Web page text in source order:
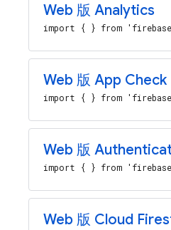
Web 版 Analytics
import { } from
Web 版 App Check
import { } from
Web 版
import { } from
Web 版 Cloud